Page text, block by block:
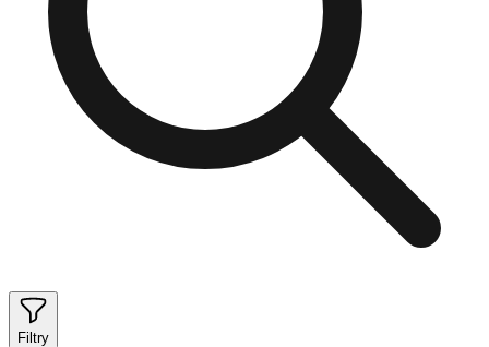
Filtry